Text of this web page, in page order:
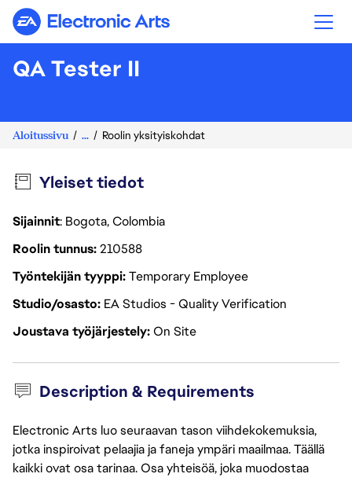
Electronic Arts
QA Tester II
Aloitussivu ... Roolin yksityiskohdat
Yleiset tiedot
Sijainnit: Bogota, Colombia
Roolin tunnus210588
Työntekijän tyyppiTemporary Employee
Studio/osasto EA Studios - Quality Verification
Joustava työjärjestelyOn Site
Description & Requirements
Electronic Arts luo seuraavan tason viihdekokemuksia,
jotka inspiroivat pelaajia ja faneja ympäri maailmaa. Täällä
kaikki ovat osa tarinaa. Osa yhteisöä, joka muodostaa